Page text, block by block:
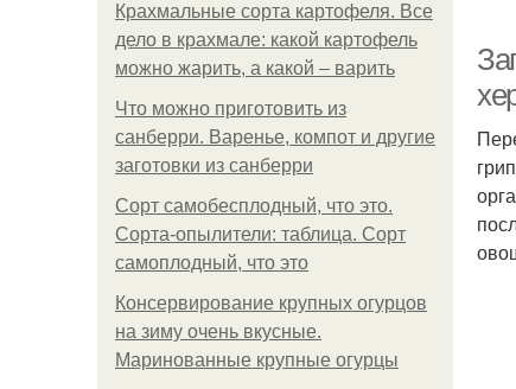
Крахмальные сорта картофеля. Все
дело в крахмале: какой картофель
можно жарить, а какой – варить
Что можно приготовить из
санберри. Варенье, компот и другие
заготовки из санберри
Сорт самобесплодный, что это.
Сорта-опылители: таблица. Сорт
самоплодный, что это
Консервирование крупных огурцов
на зиму очень вкусные.
Маринованные крупные огурцы